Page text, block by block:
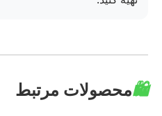
🛍️محصولات مرتبط